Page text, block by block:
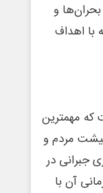
و
با اهداف
که مهمترین
مردم و
جبرانی در
آن با